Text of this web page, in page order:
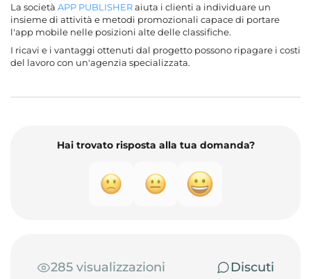
La società APP PUBLISHERaiuta i clienti a individuare un
insieme di attività e metodi promozionali capace di portare
l'app mobile nelle posizioni alte delle classifiche.
I ricavi e i vantaggi ottenuti dal progetto possono ripagare i costi
del lavoro con un'agenzia specializzata.
Hai trovato risposta alla tua domanda?
285 visualizzazioni
Discuti